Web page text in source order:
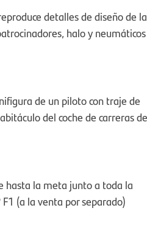
detalles de diseño de la
halo y neumáticos
de un piloto con traje de
del coche de carreras de
hasta la meta junto a toda la
(a la venta por separado)